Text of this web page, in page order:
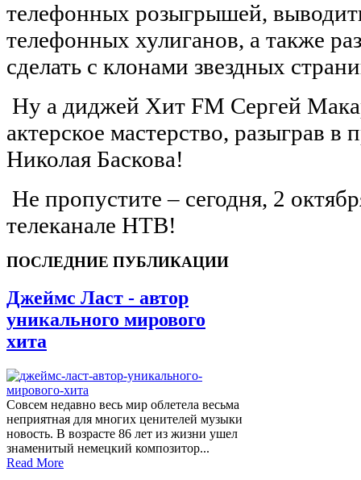
телефонных розыгрышей,
телефонных хулиганов, а также
сделать с клонами звездных
Ну а диджей Хит FM Сергей
актерское мастерство, разыграв в
Николая Баскова!
Не пропустите – сегодня, 2
телеканале НТВ!
ПОСЛЕДНИЕ ПУБЛИКАЦИИ
Джеймс Ласт - автор
уникального мирового
хита
Совсем недавно весь мир облетела весьма
неприятная для многих ценителей музыки
новость. В возрасте 86 лет из жизни ушел
знаменитый немецкий композитор...
Read More